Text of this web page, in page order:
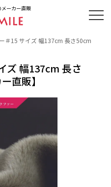
ーカー直販
絨毯・マット
＃15 サイズ 幅137cm 長さ50cm
ズ 幅137cm 長さ
直販】